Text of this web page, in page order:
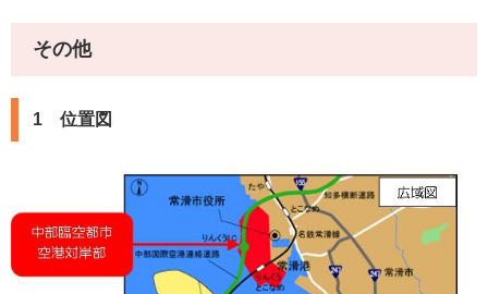
その他
1 位置図